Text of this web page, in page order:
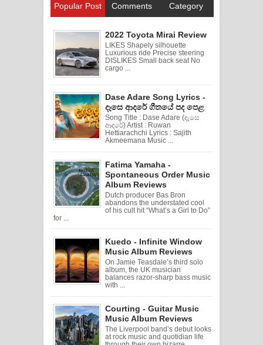
Popular Post Comments Category
2022 Toyota Mirai Review
LIKES Shapely silhouette
Luxurious ride Precise steering
DISLIKES Small back seat No
cargo ...
Dase Adare Song Lyrics -
දෑසෙ ආදරේ ගීතයේ පද පෙළ
Song Title : Dase Adare (දෑසෙ
ආදරේ) Artist : Ruwan
Hettiarachchi Lyrics : Sajith
Akmeemana Music ...
Fatima Yamaha -
Spontaneous Order Music
Album Reviews
Dutch producer Bas Bron
abandons the understated cool
of his cult hit “What’s a Girl to Do”
for ...
Kuedo - Infinite Window
Music Album Reviews
On Jamie Teasdale’s third solo
album, the UK musician
balances razor-sharp bass music
with ...
Courting - Guitar Music
Music Album Reviews
The Liverpool band’s debut looks
at rock music and quotidian life